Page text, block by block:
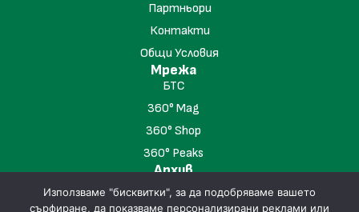
Партньори
Контакти
Общи Условия
Мрежа
БТС
360° Mag
360° Shop
360° Peaks
Архив
"Хижа на Годината" 2023
"Хижа на Годината" 2024
Използваме "бисквитки", за да подобряваме вашето
сърфиране, да показваме персонализирани реклами или